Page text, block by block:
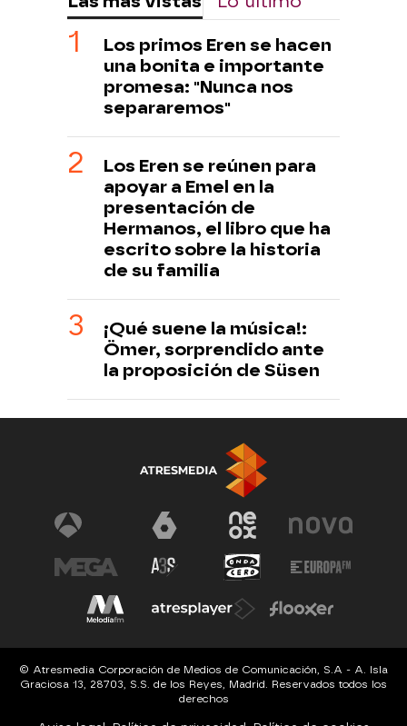
Los primos Eren se hacen
una bonita e importante
promesa: "Nunca nos
separaremos"
Los Eren se reúnen para
apoyar a Emel en la
presentación de
Hermanos, el libro que ha
escrito sobre la historia
de su familia
¡Qué suene la música!:
Ömer, sorprendido ante
la proposición de Süsen
© Atresmedia Corporación de Medios de Comunicación, S.A - A. Isla
Graciosa 13, 28703, S.S. de los Reyes, Madrid. Reservados todos los
derechos